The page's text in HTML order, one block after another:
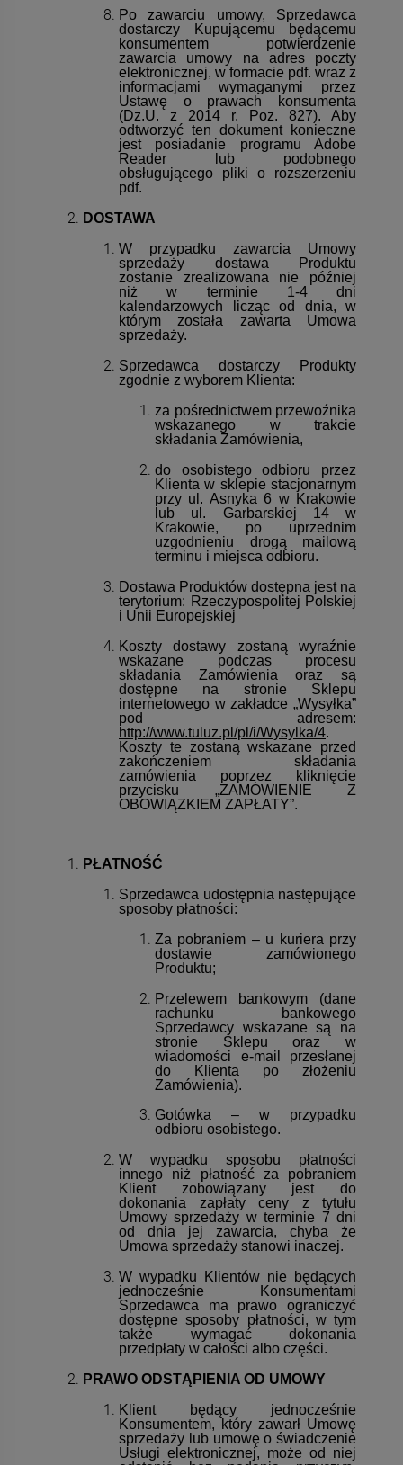
Po zawarciu umowy, Sprzedawca
dostarczy Kupującemu będącemu
konsumentem potwierdzenie
zawarcia umowy na adres poczty
elektronicznej, w formacie pdf. wraz z
informacjami wymaganymi przez
Ustawę o prawach konsumenta
(Dz.U. z 2014 r. Poz. 827). Aby
odtworzyć ten dokument konieczne
jest posiadanie programu Adobe
Reader lub podobnego
obsługującego pliki o rozszerzeniu
pdf.
DOSTAWA
W przypadku zawarcia Umowy
sprzedaży dostawa Produktu
zostanie zrealizowana nie później
niż w terminie 1-4 dni
kalendarzowych licząc od dnia, w
którym została zawarta Umowa
sprzedaży.
Sprzedawca dostarczy Produkty
zgodnie z wyborem Klienta:
za pośrednictwem przewoźnika
wskazanego w trakcie
składania Zamówienia,
do osobistego odbioru przez
Klienta w sklepie stacjonarnym
przy ul. Asnyka 6 w Krakowie
lub ul. Garbarskiej 14 w
Krakowie, po uprzednim
uzgodnieniu drogą mailową
terminu i miejsca odbioru.
Dostawa Produktów dostępna jest na
terytorium: Rzeczypospolitej Polskiej
i Unii Europejskiej
Koszty dostawy zostaną wyraźnie
wskazane podczas procesu
składania Zamówienia oraz są
dostępne na stronie Sklepu
internetowego w zakładce „Wysyłka”
pod adresem:
http://www.tuluz.pl/pl/i/Wysylka/4.
Koszty te zostaną wskazane przed
zakończeniem składania
zamówienia poprzez kliknięcie
przycisku „ZAMÓWIENIE Z
OBOWIĄZKIEM ZAPŁATY”.
PŁATNOŚĆ
Sprzedawca udostępnia następujące
sposoby płatności:
Za pobraniem – u kuriera przy
dostawie zamówionego
Produktu;
Przelewem bankowym (dane
rachunku bankowego
Sprzedawcy wskazane są na
stronie Sklepu oraz w
wiadomości e-mail przesłanej
do Klienta po złożeniu
Zamówienia).
Gotówka – w przypadku
odbioru osobistego.
W wypadku sposobu płatności
innego niż płatność za pobraniem
Klient zobowiązany jest do
dokonania zapłaty ceny z tytułu
Umowy sprzedaży w terminie 7 dni
od dnia jej zawarcia, chyba że
Umowa sprzedaży stanowi inaczej.
W wypadku Klientów nie będących
jednocześnie Konsumentami
Sprzedawca ma prawo ograniczyć
dostępne sposoby płatności, w tym
także wymagać dokonania
przedpłaty w całości albo części.
PRAWO ODSTĄPIENIA OD UMOWY
Klient będący jednocześnie
Konsumentem, który zawarł Umowę
sprzedaży lub umowę o świadczenie
Usługi elektronicznej, może od niej